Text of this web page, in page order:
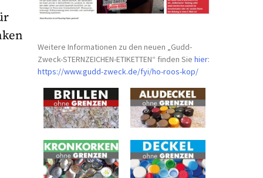
Weitere Informationen zu den neuen „Gudd-
Zweck-STERNZEICHEN-ETIKETTEN“ finden Siehier:
https://www.gudd-zweck.de/fyi/ho-roos-kop/